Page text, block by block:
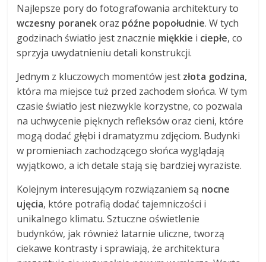
Najlepsze pory do fotografowania architektury to
wczesny poranekoraz późne popołudnie. W tych
godzinach światło jest znacznie miękkie i ciepłe, co
sprzyja uwydatnieniu detali konstrukcji.
Jednym z kluczowych momentów jest złota godzina,
która ma miejsce tuż przed zachodem słońca. W tym
czasie światło jest niezwykle korzystne, co pozwala
na uchwycenie pięknych refleksów oraz cieni, które
mogą dodać głębi i dramatyzmu zdjęciom. Budynki
w promieniach zachodzącego słońca wyglądają
wyjątkowo, a ich detale stają się bardziej wyraziste.
Kolejnym interesującym rozwiązaniem są nocne
ujęcia, które potrafią dodać tajemniczości i
unikalnego klimatu. Sztuczne oświetlenie
budynków, jak również latarnie uliczne, tworzą
ciekawe kontrasty i sprawiają, że architektura